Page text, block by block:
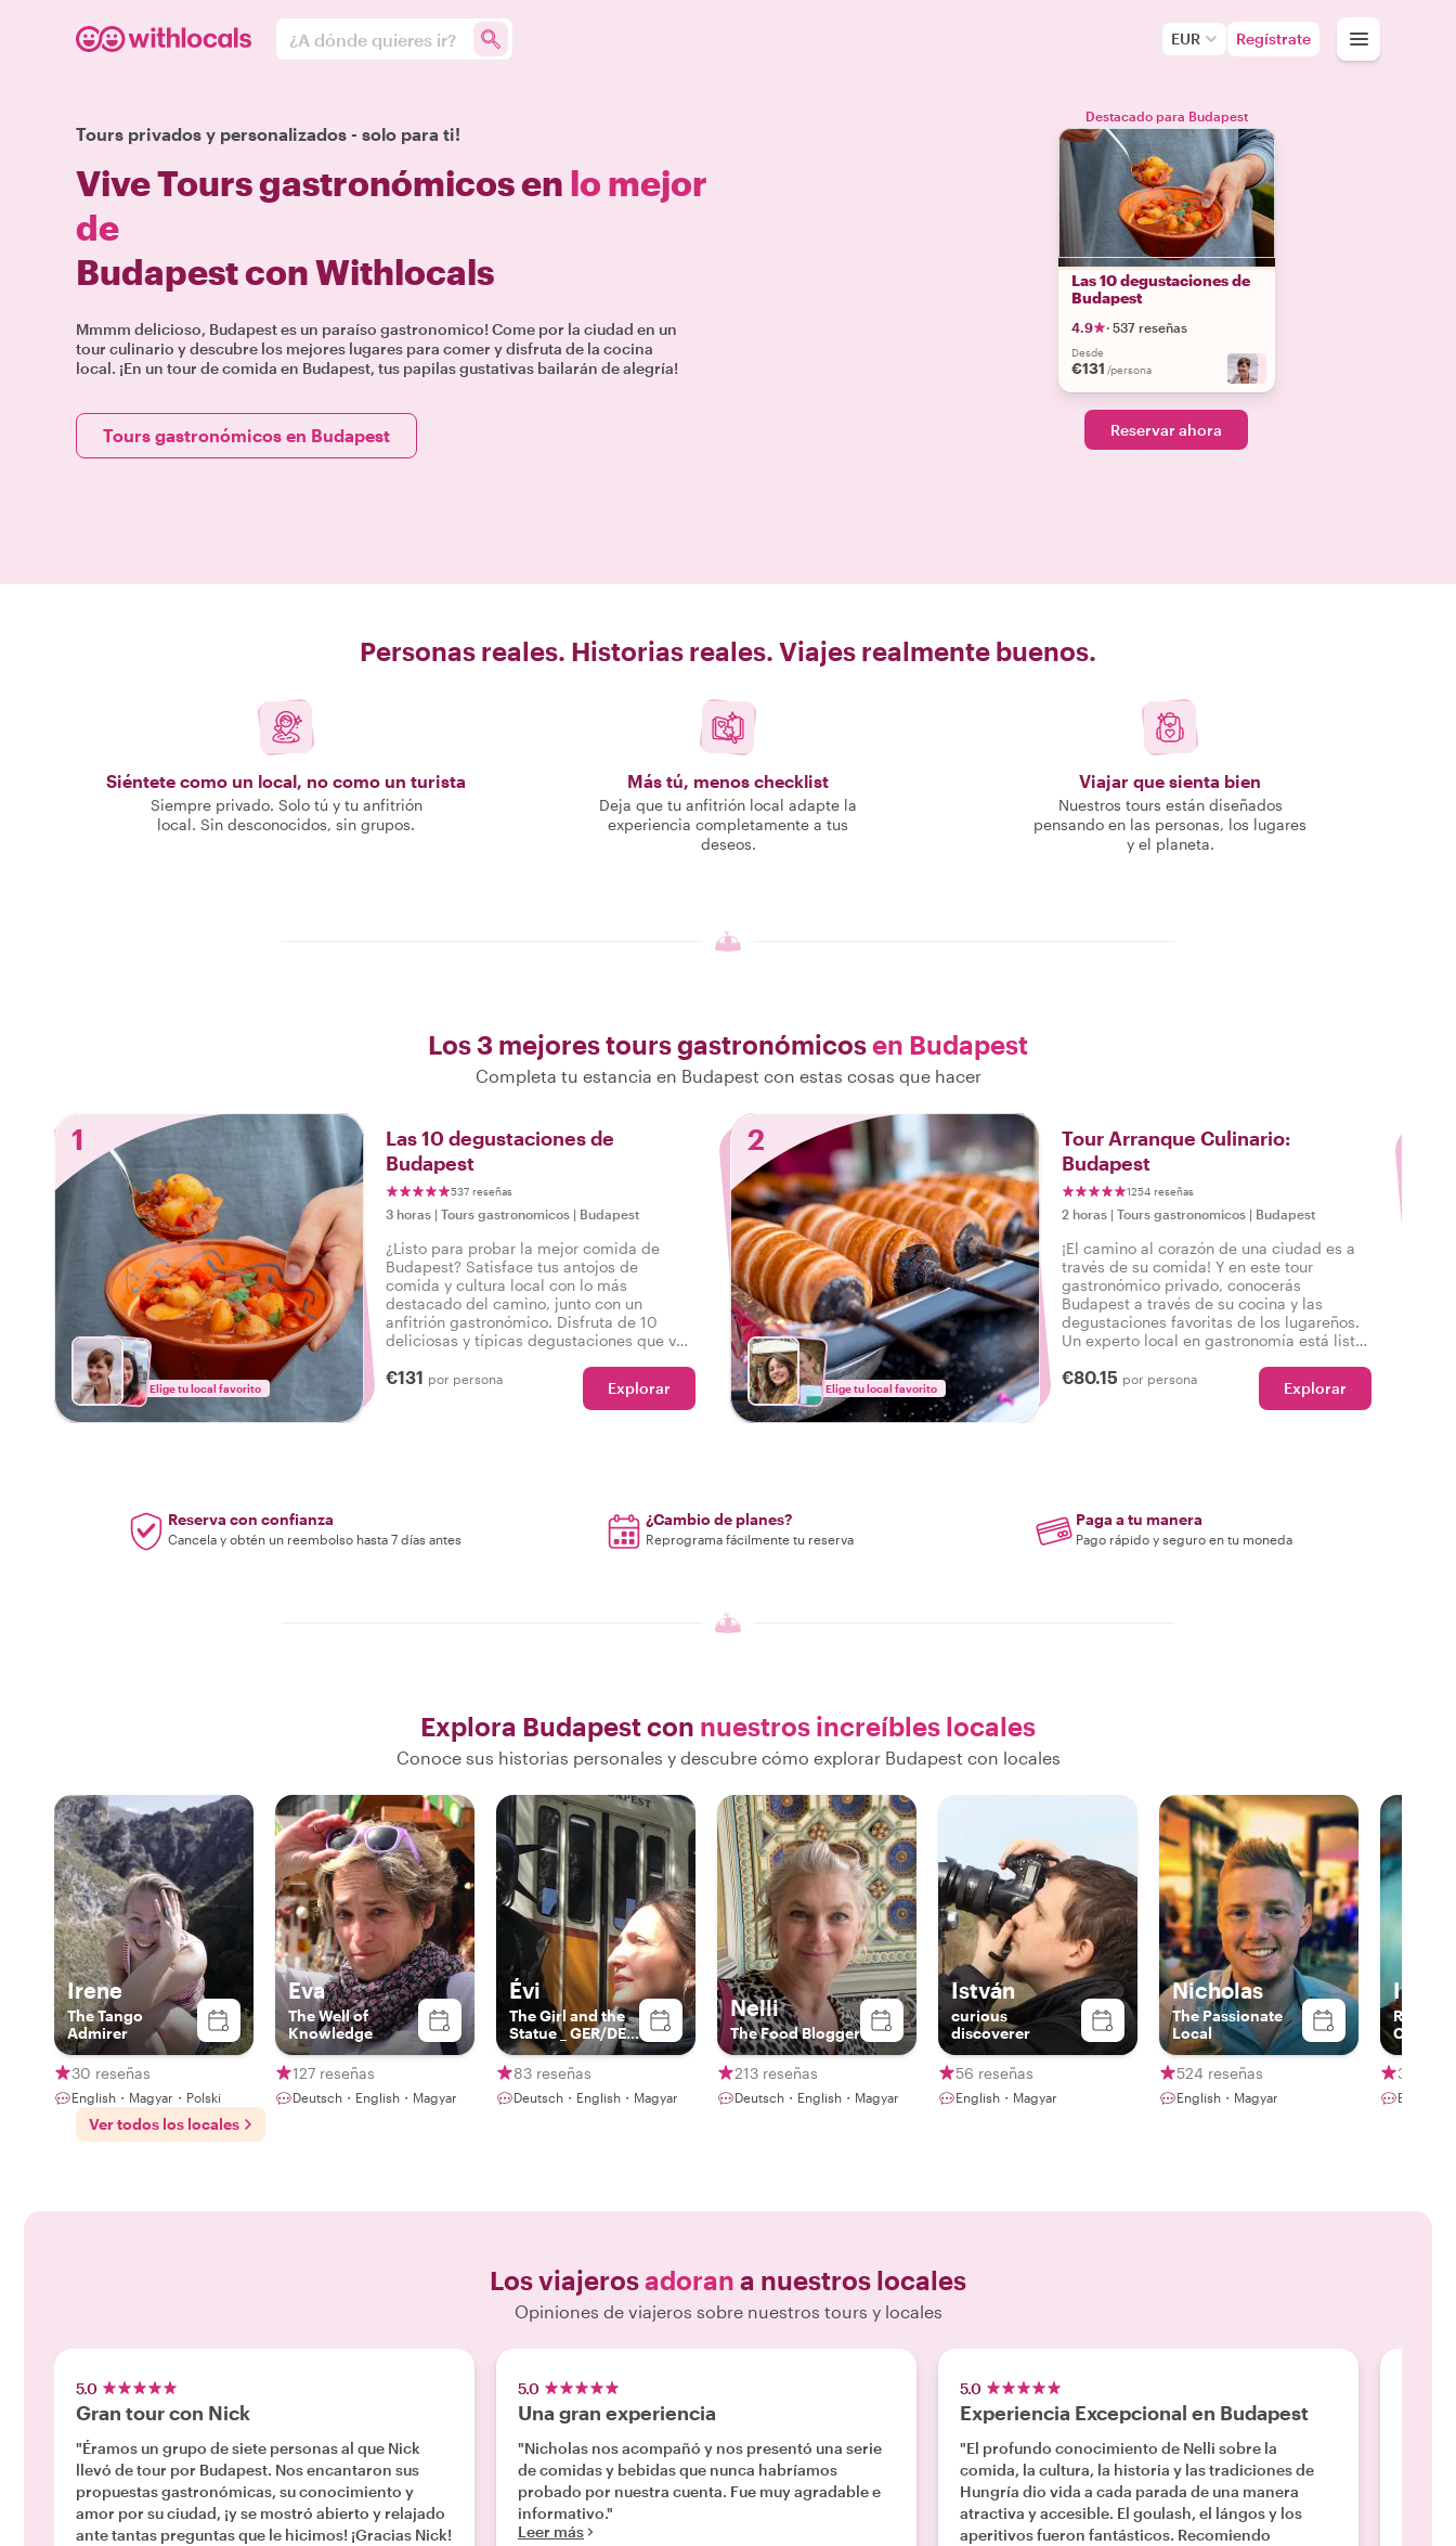
¿A dónde quieres ir? EUR Regístrate
Tours privados y personalizados - solo para ti!
Vive Tours gastronómicos en lo mejor
de
Budapest con Withlocals
Mmmm delicioso, Budapest es un paraíso gastronomico! Come por la ciudad en un
tour culinario y descubre los mejores lugares para comer y disfruta de la cocina
local. ¡En un tour de comida en Budapest, tus papilas gustativas bailarán de alegría!
Tours gastronómicos en Budapest
Destacado para Budapest
Las 10 degustaciones de
Budapest
4.9 · 537 reseñas
Desde
€131 /persona +7
Reservar ahora
Personas reales. Historias reales. Viajes realmente buenos.
Siéntete como un local, no como un turista
Siempre privado. Solo tú y tu anfitrión
local. Sin desconocidos, sin grupos.
Más tú, menos checklist
Deja que tu anfitrión local adapte la
experiencia completamente a tus
deseos.
Viajar que sienta bien
Nuestros tours están diseñados
pensando en las personas, los lugares
y el planeta.
Los 3 mejores tours gastronómicosen Budapest
Completa tu estancia en Budapest con estas cosas que hacer
1
Elige tu local favorito
Las 10 degustaciones de
Budapest
537 reseñas
3 horas | Tours gastronomicos | Budapest
¿Listo para probar la mejor comida de
Budapest? Satisface tus antojos de
comida y cultura local con lo más
destacado del camino, junto con un
anfitrión gastronómico. Disfruta de 10
deliciosas y típicas degustaciones que van
bebidas en un sabroso tour gastronómico
€131 por persona Explorar
2
Elige tu local favorito
Tour Arranque Culinario:
Budapest
1254 reseñas
2 horas | Tours gastronomicos | Budapest
¡El camino al corazón de una ciudad es a
través de su comida! Y en este tour
gastronómico privado, conocerás
Budapest a través de su cocina y las
degustaciones favoritas de los lugareños.
Un experto local en gastronomía está listo
Budapest, satisfaciendo tus antojos de
comida local y los lugares más destacados
€80.15 por persona Explorar
Reserva con confianza
Cancela y obtén un reembolso hasta 7 días antes
¿Cambio de planes?
Reprograma fácilmente tu reserva
Paga a tu manera
Pago rápido y seguro en tu moneda
Explora Budapest con nuestros increíbles locales
Conoce sus historias personales y descubre cómo explorar Budapest con locales
Irene
The Tango
Admirer
30 reseñas
English・Magyar・Polski
Eva
The Well of
Knowledge
127 reseñas
Deutsch・English・Magyar
Évi
The Girl and the
Statue _ GER/DE
Tours!, Licensed
German-
speaking Tour
Guide
83 reseñas
Deutsch・English・Magyar
Nelli
The Food Blogger
213 reseñas
Deutsch・English・Magyar
István
curious
discoverer
56 reseñas
English・Magyar
Nicholas
The Passionate
Local
524 reseñas
English・Magyar
Ivan
Cold
36
English
Ver todos los locales
Los viajerosadoran a nuestros locales
Opiniones de viajeros sobre nuestros tours y locales
5.0
Gran tour con Nick
"Éramos un grupo de siete personas al que Nick
llevó de tour por Budapest. Nos encantaron sus
propuestas gastronómicas, su conocimiento y
amor por su ciudad, ¡y se mostró abierto y relajado
ante tantas preguntas que le hicimos! ¡Gracias Nick!
5.0
Una gran experiencia
"Nicholas nos acompañó y nos presentó una serie
de comidas y bebidas que nunca habríamos
probado por nuestra cuenta. Fue muy agradable e
informativo."
Leer más
5.0
Experiencia Excepcional en Budapest
"El profundo conocimiento de Nelli sobre la
comida, la cultura, la historia y las tradiciones de
Hungría dio vida a cada parada de una manera
atractiva y accesible. El goulash, el lángos y los
aperitivos fueron fantásticos. Recomiendo